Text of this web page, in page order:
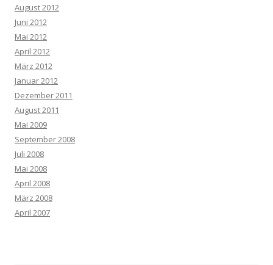
August 2012
Juni 2012
Mai 2012
April 2012
März 2012
Januar 2012
Dezember 2011
August 2011
Mai 2009
September 2008
Juli 2008
Mai 2008
April 2008
März 2008
April 2007